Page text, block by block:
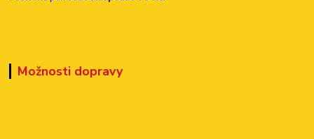
Možnosti dopravy